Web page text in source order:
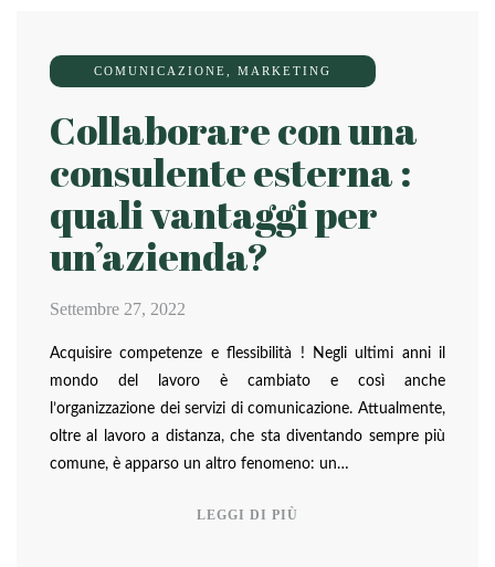
COMUNICAZIONE MARKETING
Collaborare con una
consulente esterna :
quali vantaggi per
un’azienda?
Settembre 27, 2022
Acquisire competenze e flessibilità ! Negli ultimi anni il
mondo del lavoro è cambiato e così anche
l’organizzazione dei servizi di comunicazione. Attualmente,
oltre al lavoro a distanza, che sta diventando sempre più
comune, è apparso un altro fenomeno: un…
LEGGI DI PIÙ